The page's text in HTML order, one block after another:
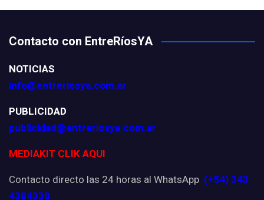
Contacto con EntreRíosYA
NOTICIAS
info@entreriosya.com.ar
PUBLICIDAD
publicidad@entreriosya.com.ar
MEDIAKIT CLIK AQUI
Contacto directo las 24 horas al WhatsApp (+54) 343
4384338